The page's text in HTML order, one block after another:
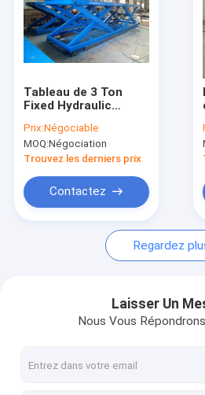
À propos de nous
Visite de l'usine
Nouvelles
Les affaires
Pont roulant de poutre simple
Table élévatrice de ciseaux
Grue de portique simple de
Tableau de 3 Ton
Fixed Hydraulic
la taille de
l'ascenseur 2-12M de
cargaison
Prix:Négociable
MOQ:Négociation
Trouvez les derniers prix
Contactez
Regardez
Laisser Un
Nous Vous